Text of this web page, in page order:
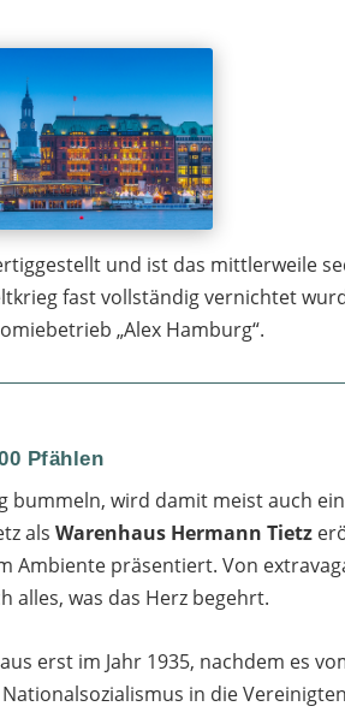
und ist das mittlerweile
fast vollständig vernichtet
„Alex Hamburg“.
Pfählen
bummeln, wird damit meist auch
als Warenhaus Hermann Tietz
Ambiente präsentiert. Von
alles, was das Herz begehrt.
erst im Jahr 1935, nachdem es
in die